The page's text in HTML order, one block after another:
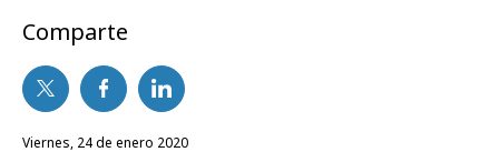
Comparte
viernes, 24 de enero 2020